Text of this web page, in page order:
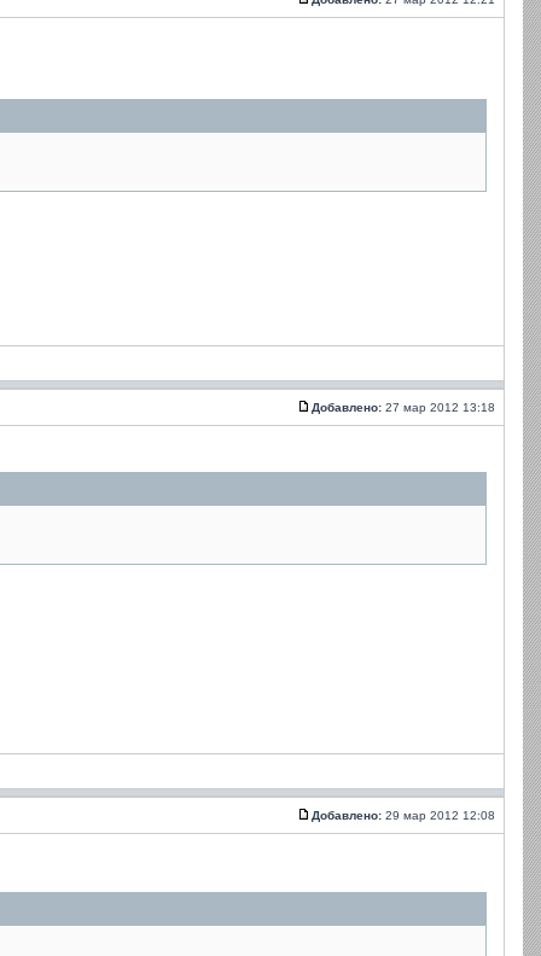
Добавлено: 27 мар 2012 13:18
Добавлено: 29 мар 2012 12:08